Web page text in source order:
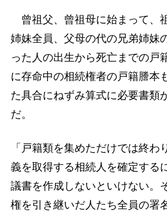
曾祖父、曾祖母に始まって、
姉妹全員、父母の代の兄弟姉妹
った人の出生から死亡までの戸
に存命中の相続権者の戸籍謄
た具合にねずみ算式に必要書類
だ。
「戸籍類を集めただけでは終わ
義を取得する相続人を確定する
議書を作成しないといけない。
権を引き継いだ人たち全員の署